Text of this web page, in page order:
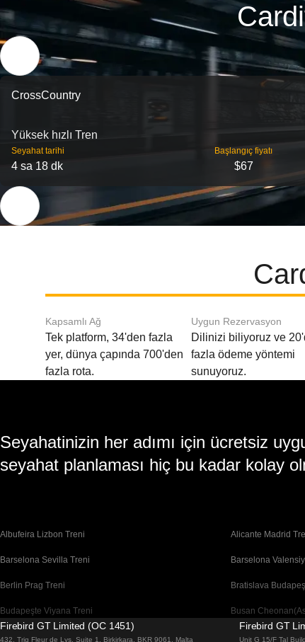
CrossCountry
Yüksek hızlı Tren
Seyahat tarihi
4 sa 18 dk
Başlangıç ​​fiyatı
$67
Kapsamlı Ağ
Tek platform, 34'den fazla
yer, dünya çapında 700'den
fazla rota.
Uygun Rezervasyon
Dilinizi biliyoruz ve
fazla ödeme yöntemi
sunuyoruz.
Seyahatinizin her adımı için ücretsiz
seyahat planlaması hiç bu kadar kolay
Albufeira Lizbon Treni Alicante Madrid
Barselona Sevilla Treni Barselona
Berlin Prag Treni Bratislava
Budapeşte Viyana Treni Busan
Cheonan(Asan) Busan Treni Coimbra Lizbon
Firebird GT Limited (OC 1451)
432, Triq Fleur de Lys, Suite 1, Birkirkara, BKR 9061, Malta
Firebird GT
Unit G 15/F Tal